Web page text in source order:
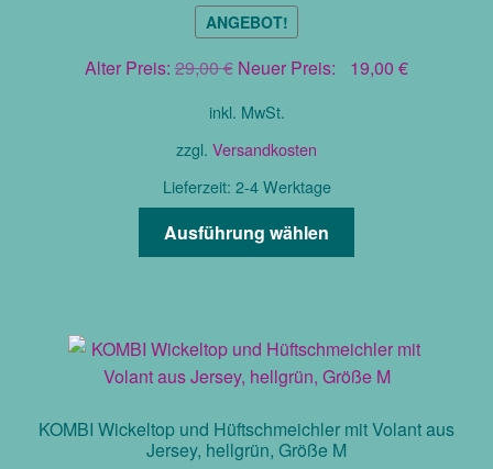
ANGEBOT!
Alter Preis:29,00€ Ursprünglicher
war:
29,00 €
Neuer Preis: 19,00€Aktueller
inkl. MwSt.
zzgl. Versandkosten
Lieferzeit: 2-4 Werktage
Ausführung wählen
auf.
Die
können
KOMBI Wickeltop und Hüftschmeichler mit Volant aus
Jersey, hellgrün, Größe M